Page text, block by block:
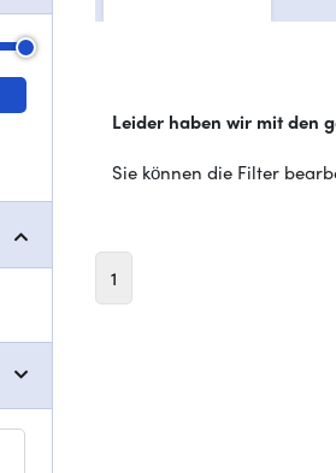
Leider haben wir mit den
Sie können die Filter
1